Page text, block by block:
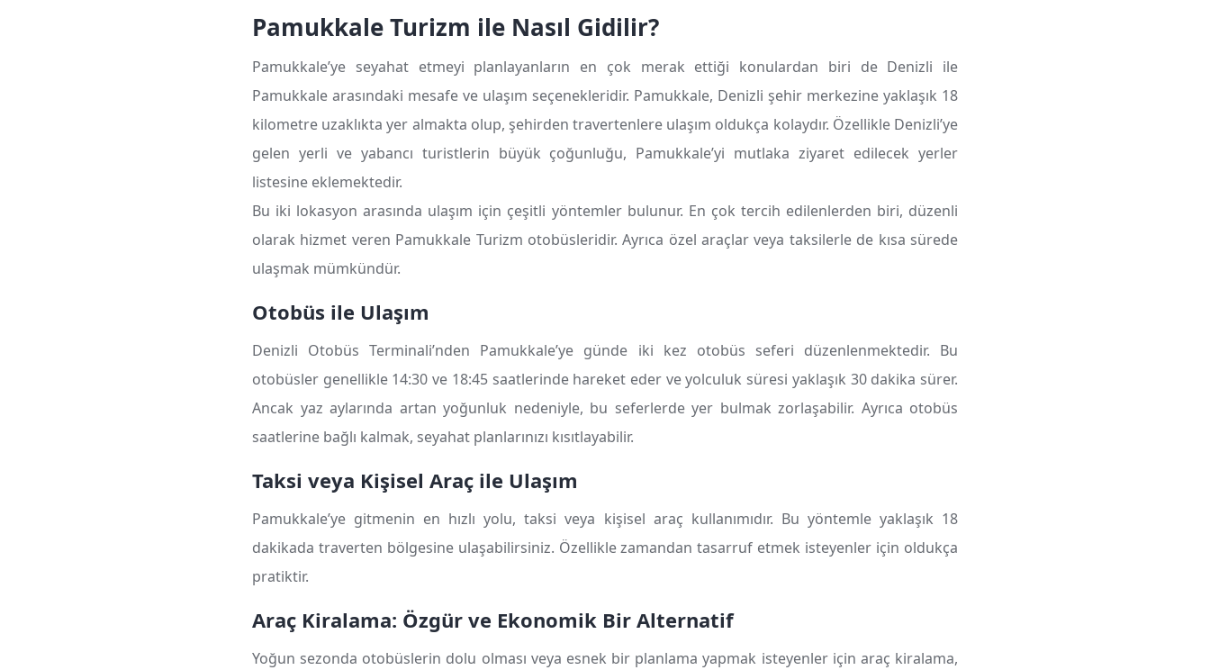
Pamukkale Turizm ile Nasıl Gidilir?
Pamukkale’ye seyahat etmeyi planlayanların en çok merak ettiği konulardan biri de Denizli ile
Pamukkale arasındaki mesafe ve ulaşım seçenekleridir. Pamukkale, Denizli şehir merkezine yaklaşık 18
kilometre uzaklıkta yer almakta olup, şehirden travertenlere ulaşım oldukça kolaydır. Özellikle Denizli’ye
gelen yerli ve yabancı turistlerin büyük çoğunluğu, Pamukkale’yi mutlaka ziyaret edilecek yerler
listesine eklemektedir.
Bu iki lokasyon arasında ulaşım için çeşitli yöntemler bulunur. En çok tercih edilenlerden biri, düzenli
olarak hizmet veren Pamukkale Turizm otobüsleridir. Ayrıca özel araçlar veya taksilerle de kısa sürede
ulaşmak mümkündür.
Otobüs ile Ulaşım
Denizli Otobüs Terminali’nden Pamukkale’ye günde iki kez otobüs seferi düzenlenmektedir. Bu
otobüsler genellikle 14:30 ve 18:45 saatlerinde hareket eder ve yolculuk süresi yaklaşık 30 dakika sürer.
Ancak yaz aylarında artan yoğunluk nedeniyle, bu seferlerde yer bulmak zorlaşabilir. Ayrıca otobüs
saatlerine bağlı kalmak, seyahat planlarınızı kısıtlayabilir.
Taksi veya Kişisel Araç ile Ulaşım
Pamukkale’ye gitmenin en hızlı yolu, taksi veya kişisel araç kullanımıdır. Bu yöntemle yaklaşık 18
dakikada traverten bölgesine ulaşabilirsiniz. Özellikle zamandan tasarruf etmek isteyenler için oldukça
pratiktir.
Araç Kiralama: Özgür ve Ekonomik Bir Alternatif
Yoğun sezonda otobüslerin dolu olması veya esnek bir planlama yapmak isteyenler için araç kiralama,